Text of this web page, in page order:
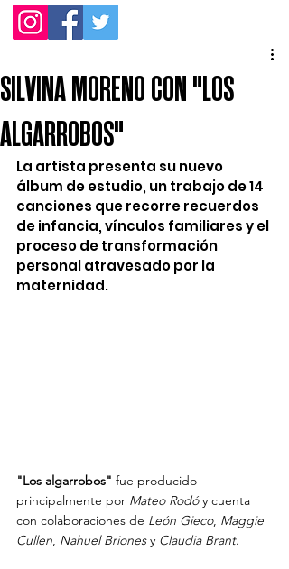
SILVINA MORENO CON "LOS
ALGARROBOS"
La artista presenta su nuevo
álbum de estudio, un trabajo de 14
canciones que recorre recuerdos
de infancia, vínculos familiares y el
proceso de transformación
personal atravesado por la
maternidad.
"Los algarrobos" fue producido
principalmente por Mateo Rodó y cuenta
con colaboraciones de León Gieco, Maggie
Cullen, Nahuel Briones y Claudia Brant.